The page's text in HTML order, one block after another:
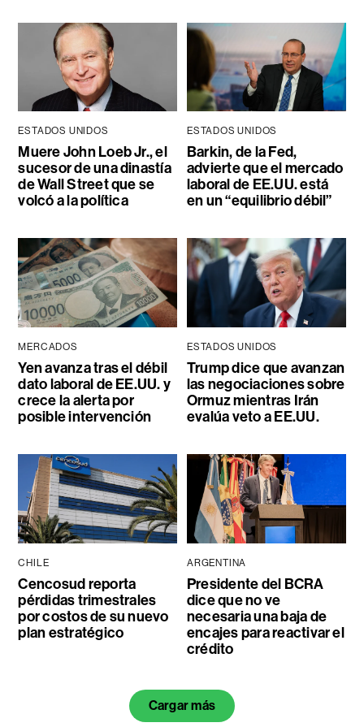
ESTADOS UNIDOS
Muere John Loeb Jr., el
sucesor de una dinastía
de Wall Street que se
volcó a la política
ESTADOS UNIDOS
Barkin, de la Fed,
advierte que el mercado
laboral de EE.UU. está
en un “equilibrio débil”
MERCADOS
Yen avanza tras el débil
dato laboral de EE.UU. y
crece la alerta por
posible intervención
ESTADOS UNIDOS
Trump dice que avanzan
las negociaciones sobre
Ormuz mientras Irán
evalúa veto a EE.UU.
CHILE
Cencosud reporta
pérdidas trimestrales
por costos de su nuevo
plan estratégico
ARGENTINA
Presidente del BCRA
dice que no ve
necesaria una baja de
encajes para reactivar el
crédito
Cargar más